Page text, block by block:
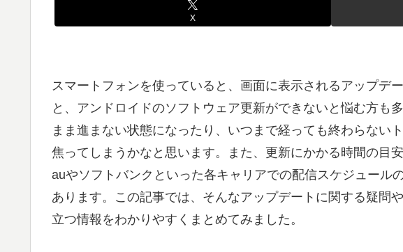
X
スマートフォンを使っていると、画面に表示されるアップデ
と、アンドロイドのソフトウェア更新ができないと悩む方も
まま進まない状態になったり、いつまで経っても終わらない
焦ってしまうかなと思います。また、更新にかかる時間の目
auやソフトバンクといった各キャリアでの配信スケジュール
あります。この記事では、そんなアップデートに関する疑問
立つ情報をわかりやすくまとめてみました。